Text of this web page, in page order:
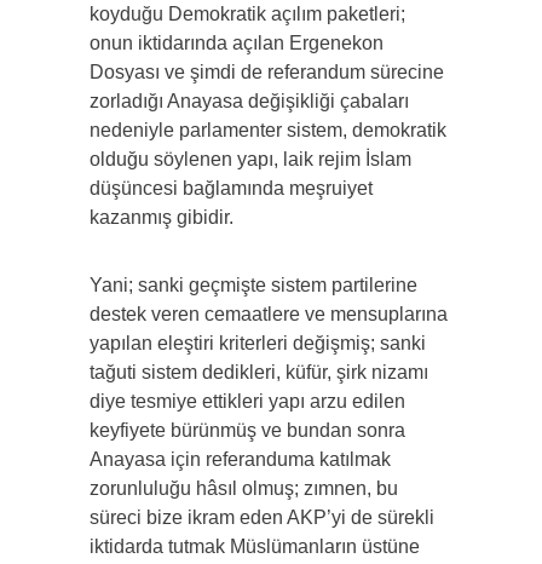
koyduğu Demokratik açılım paketleri;
onun iktidarında açılan Ergenekon
Dosyası ve şimdi de referandum sürecine
zorladığı Anayasa değişikliği çabaları
nedeniyle parlamenter sistem, demokratik
olduğu söylenen yapı, laik rejim İslam
düşüncesi bağlamında meşruiyet
kazanmış gibidir.
Yani; sanki geçmişte sistem partilerine
destek veren cemaatlere ve mensuplarına
yapılan eleştiri kriterleri değişmiş; sanki
tağuti sistem dedikleri, küfür, şirk nizamı
diye tesmiye ettikleri yapı arzu edilen
keyfiyete bürünmüş ve bundan sonra
Anayasa için referanduma katılmak
zorunluluğu hâsıl olmuş; zımnen, bu
süreci bize ikram eden AKP’yi de sürekli
iktidarda tutmak Müslümanların üstüne